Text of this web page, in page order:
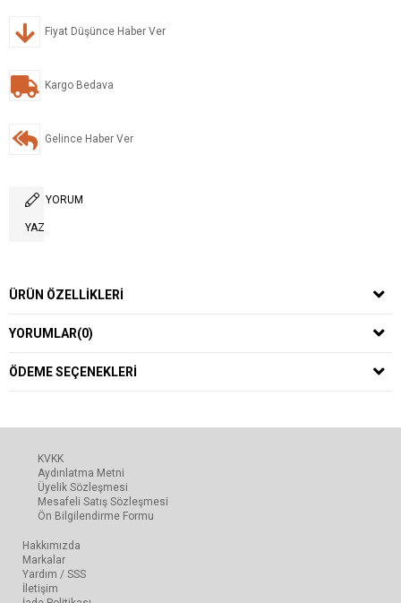
Fiyat Düşünce Haber Ver
Kargo Bedava
Gelince Haber Ver
YORUM
YAZ
ÜRÜN ÖZELLIKLERI
YORUMLAR(0)
ÖDEME SEÇENEKLERI
KVKK
Aydınlatma Metni
Üyelik Sözleşmesi
Mesafeli Satış Sözleşmesi
Ön Bilgilendirme Formu
Hakkımızda
Markalar
Yardım / SSS
İletişim